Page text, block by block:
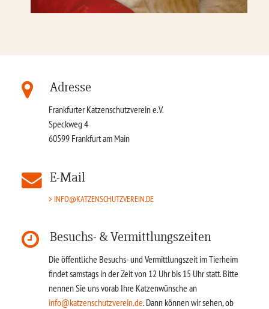
Adresse
Frankfurter Katzenschutzverein e.V.
Speckweg 4
60599 Frankfurt am Main
E-Mail
INFO@KATZENSCHUTZVEREIN.DE
Besuchs- & Vermittlungszeiten
Die öffentliche Besuchs- und Vermittlungszeit im Tierheim
findet samstags in der Zeit von 12 Uhr bis 15 Uhr statt. Bitte
nennen Sie uns vorab Ihre Katzenwünsche an
info@katzenschutzverein.de. Dann können wir sehen, ob